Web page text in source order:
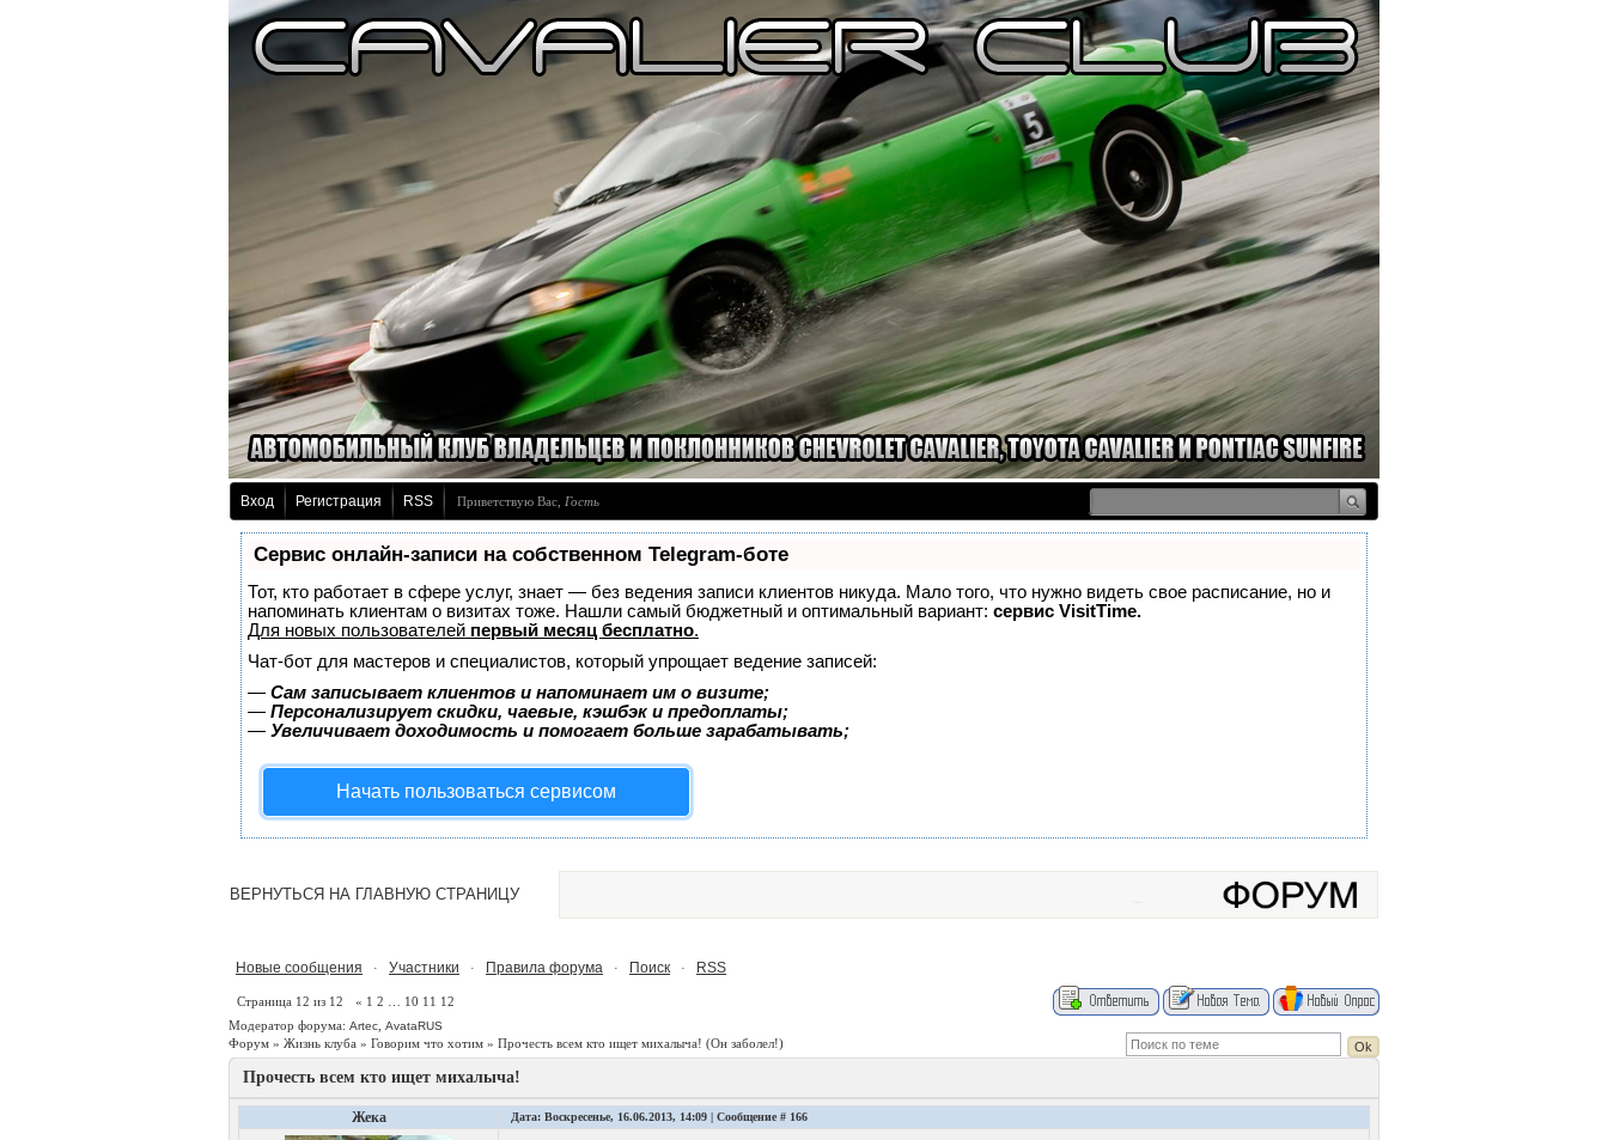
Вход Регистрация RSS Приветствую Вас Гость
Сервис онлайн-записи на собственном Telegram-боте
Тот, кто работает в сфере услуг, знает — без ведения записи клиентов никуда. Мало того, что нужно видеть свое расписание, но и
напоминать клиентам о визитах тоже. Нашли самый бюджетный и оптимальный вариант: сервис VisitTime.
Для новых пользователей первый месяц бесплатно.
Чат-бот для мастеров и специалистов, который упрощает ведение записей:
— Сам записывает клиентов и напоминает им о визите;
— Персонализирует скидки, чаевые, кэшбэк и предоплаты;
— Увеличивает доходимость и помогает больше зарабатывать;
Начать пользоваться сервисом
ВЕРНУТЬСЯ НА ГЛАВНУЮ СТРАНИЦУ
Новые сообщения · Участники · Правила форума · Поиск · RSS
Страница 12 из 12 « 1 2 10 11 12
Модератор форума: Artec AvataRUS
Форум » Жизнь клуба » Говорим что хотим » Прочесть всем кто ищет михалыча! (Он заболел!)
Прочесть всем кто ищет михалыча!
Жека Дата: Воскресенье, 16.06.2013, 14:09 | Сообщение # 166